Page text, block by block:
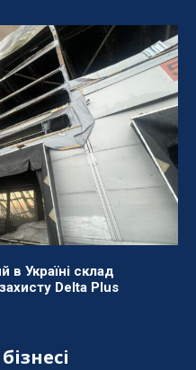
в Україні склад
Delta Plus